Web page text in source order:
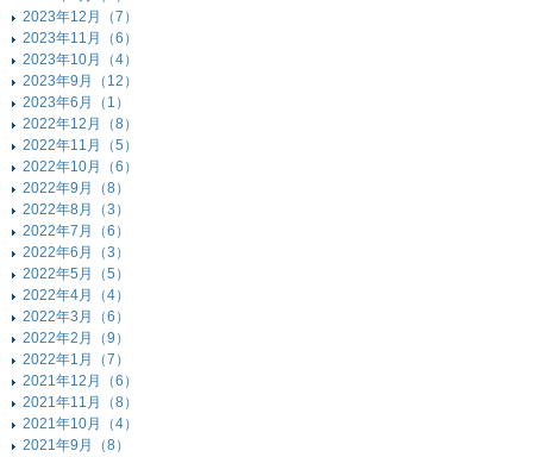
2023年12月（7）
2023年11月（6）
2023年10月（4）
2023年9月（12）
2023年6月（1）
2022年12月（8）
2022年11月（5）
2022年10月（6）
2022年9月（8）
2022年8月（3）
2022年7月（6）
2022年6月（3）
2022年5月（5）
2022年4月（4）
2022年3月（6）
2022年2月（9）
2022年1月（7）
2021年12月（6）
2021年11月（8）
2021年10月（4）
2021年9月（8）